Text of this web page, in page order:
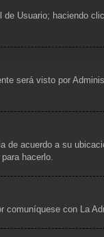
Usuario; haciendo
será visto por
acuerdo a su
hacerlo.
con La